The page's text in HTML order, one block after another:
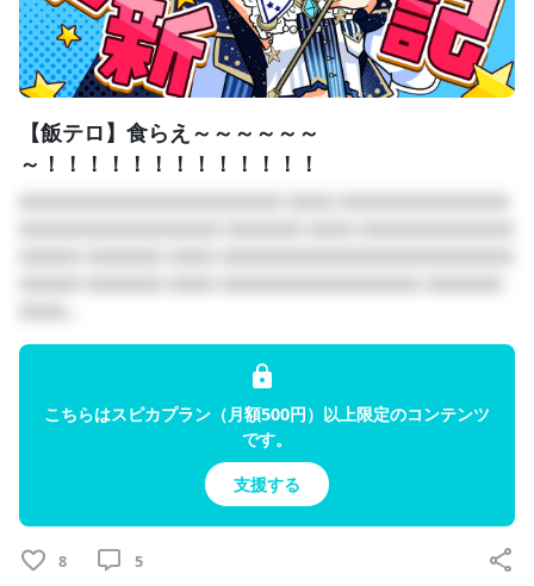
※一回入ると永久開放です。
※ここでラジオ配信のことなど話し合ったりします。
17，クレジット表記（🤍）
配信の概要欄に「今月のお星さま○○さま」と名前を記
載させていただきます！
継続特典 手書きキミとの捏造デート写真
す！
※キミの顔は想像で書きます！
※イラストのクオリティは期待しないで下さい！一生懸命
【飯テロ】食らえ～～～～～～
～！！！！！！！！！！！！！
こちらはスピカプラン（月額500円）以上限定のコンテンツ
です。
支援する
8 5